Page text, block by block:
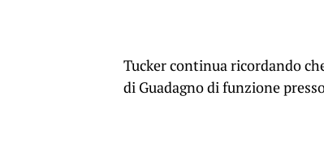
Tucker continua ricordando
di Guadagno di funzione